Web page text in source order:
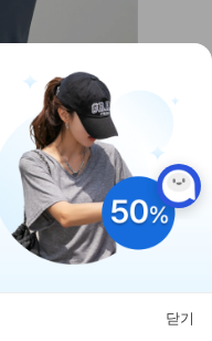
닫기
마이페이지